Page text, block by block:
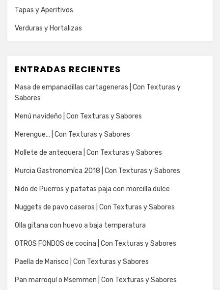
Tapas y Aperitivos
Verduras y Hortalizas
ENTRADAS RECIENTES
Masa de empanadillas cartageneras | Con Texturas y
Sabores
Menú navideño | Con Texturas y Sabores
Merengue… | Con Texturas y Sabores
Mollete de antequera | Con Texturas y Sabores
Murcia Gastronomíca 2018 | Con Texturas y Sabores
Nido de Puerros y patatas paja con morcilla dulce
Nuggets de pavo caseros | Con Texturas y Sabores
Olla gitana con huevo a baja temperatura
OTROS FONDOS de cocina | Con Texturas y Sabores
Paella de Marisco | Con Texturas y Sabores
Pan marroquí o Msemmen | Con Texturas y Sabores